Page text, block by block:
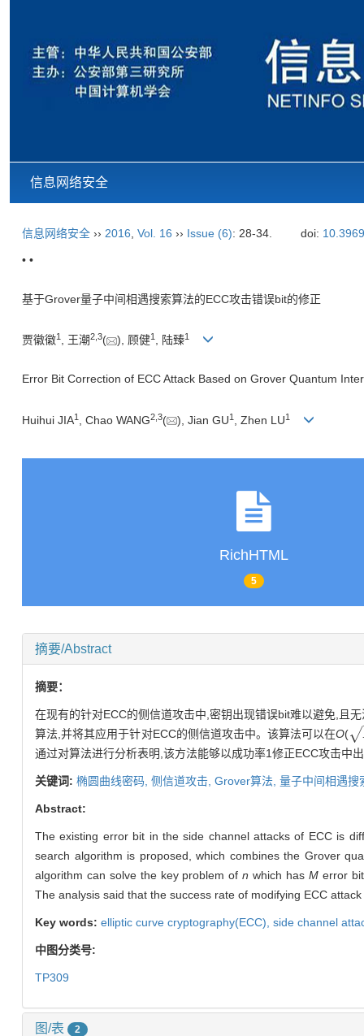
信息网络安全
信息网络安全 ›› 2016 Vol. 16 ›› Issue (6): 28-34. doi:
• •
基于Grover量子中间相遇搜索算法的ECC攻击错误bit的修正
贾徽徽1 , 王潮2, 3( ), 顾健1 , 陆臻1
Error Bit Correction of ECC Attack Based on Grover Quantum
Huihui JIA1 , Chao WANG2, 3( ), Jian GU1 , Zhen LU1
RichHTML
5
摘要/Abstract
摘要：
在现有的针对ECC的侧信道攻击中,密钥出现错误bit难以避免,
算法,并将其应用于针对ECC的侧信道攻击中。该算法可以在O(√
N/
通过对算法进行分析表明,该方法能够以成功率1修正ECC攻击中
关键词: 椭圆曲线密码, 侧信道攻击, Grover算法, 量子中间相遇搜
Abstract:
The existing error bit in the side channel attacks of ECC is
search algorithm is proposed, which combines the Grover
algorithm can solve the key problem ofn which has Merror
The analysis said that the success rate of modifying ECC
Key words: elliptic curve cryptography(ECC), side channel
中图分类号:
TP309
图/表 2